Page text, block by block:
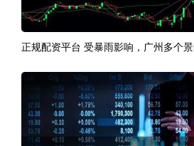
正规配资平台 受暴雨影响，广州多个